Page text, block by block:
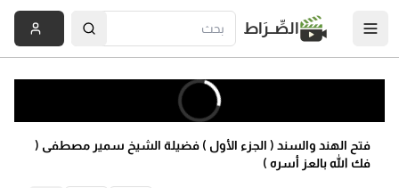
الصِّــرَاط
فتح الهند والسند ( الجزء الأول ) فضيلة الشيخ سمير مصطفى (
فك الله بالعز أسره )